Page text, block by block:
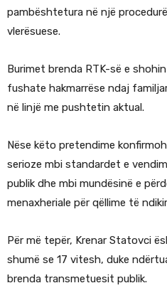
pambështetura në një
vlerësuese.
Burimet brenda RTK-së e
fushate hakmarrëse ndaj
në linjë me pushtetin aktual.
Nëse këto pretendime
serioze mbi standardet e
publik dhe mbi mundësinë e
menaxheriale për qëllime të
Për më tepër, Krenar Statovci
shumë se 17 vitesh, duke
brenda transmetuesit publik.